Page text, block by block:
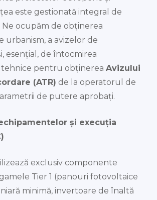
este gestionată integral de
Ne ocupăm de obținerea
urbanism, a avizelor de
esențial, de întocmirea
pentru obținerea Avizului
(ATR) de la operatorul de
de putere aprobați.
și execuția
exclusiv componente
Tier 1 (panouri fotovoltaice
minimă, invertoare de înaltă